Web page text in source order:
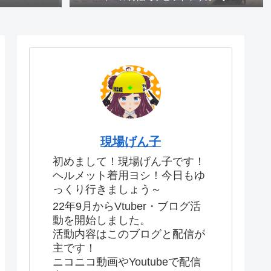
現場げん子
初めまして！現場げん子です！
ヘルメット着用ヨシ！今日もゆ
っくり行きましょう～
22年9月からVtuber・ブログ活
動を開始しました。
活動内容はこのブログと配信が
主です！
ニコニコ動画やYoutubeで配信